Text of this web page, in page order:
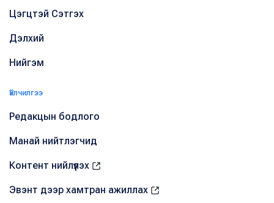
Цэгцтэй Сэтгэх
Дэлхий
Нийгэм
Үйлчилгээ
Редакцын бодлого
Манай нийтлэгчид
Контент нийлүүлэх
Эвэнт дээр хамтран ажиллах